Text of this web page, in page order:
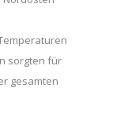
sorgten für
gesamten